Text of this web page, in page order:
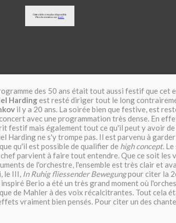
des 50 ans était tout aussi festif que
Harding est resté diriger tout le long
il y a 20 ans. La soirée bien que festive, est
avec une programmation très dense. En
festif mais également tout ce qu'il peut y avoir de
Harding ne s'y trompe pas. Il est parvenu à
qu'il est possible de qualifier de high concept.
parvient à faire tout entendre. Que ce soit les
de l'orchestre, l'ensemble est très clair et
le III, In Ruhig fliessender Bewegungpour citer la
Berio a été un très grand moment où
de Mahler à des voix récalcitrantes. Tout cela
vraiment bien pensés. Pour citer un des